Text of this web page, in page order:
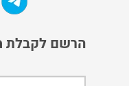
הרשם לקבלת